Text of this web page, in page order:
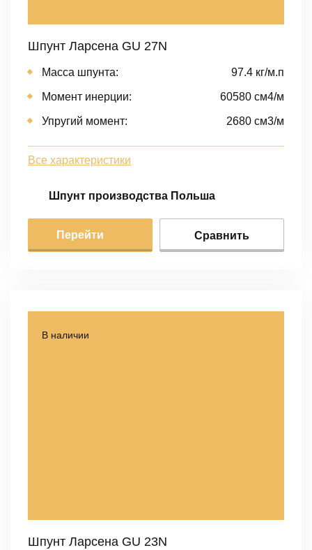
Шпунт Ларсена GU 27N
Масса шпунта: 97.4 кг/м.п
Момент инерции: 60580 cм4/м
Упругий момент: 2680 cм3/м
Все характеристики
Шпунт производства Польша
Перейти Сравнить
В наличии
Шпунт Ларсена GU 23N